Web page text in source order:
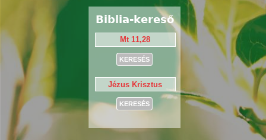
Biblia-kereső